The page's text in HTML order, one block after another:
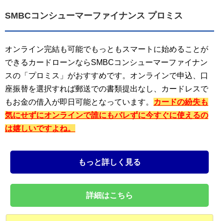
SMBCコンシューマーファイナンス プロミス
オンライン完結も可能でもっともスマートに始めることが
できるカードローンならSMBCコンシューマーファイナン
スの「プロミス」がおすすめです。オンラインで申込、口
座振替を選択すれば郵送での書類提出なし、カードレスで
もお金の借入が即日可能となっています。 カードの紛失も
気にせずにオンラインで誰にもバレずに今すぐに使えるの
は嬉しいですよね。
もっと詳しく見る
詳細はこちら